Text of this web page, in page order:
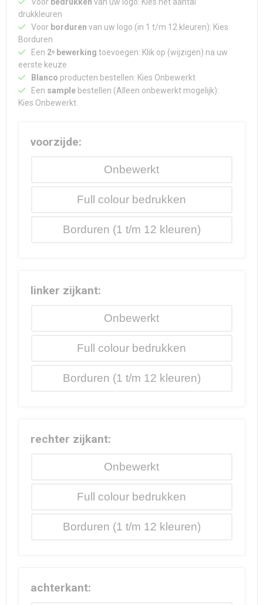
Waterdichte tassen
Haarbanden & Polsbandjes
Accessoires voor Headwear
Voor bedrukken van uw logo: Kies het aantal
drukkleuren
Voor borduren van uw logo (in 1 t/m 12 kleuren): Kies
Borduren
Een 2ᵉ bewerking toevoegen: Klik op (wijzigen) na uw
eerste keuze
Blanco producten bestellen: Kies Onbewerkt
Een samplebestellen (Alleen onbewerkt mogelijk):
Kies Onbewerkt.
voorzijde:
Onbewerkt
Borduren
Full colour
linker zijkant:
Onbewerkt
Borduren
Full colour
rechter zijkant:
Onbewerkt
Borduren
Full colour
achterkant: